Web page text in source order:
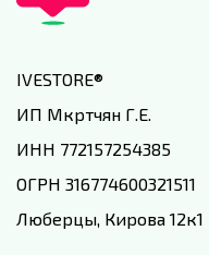
IVESTORE®
ИП Мкртчян Г.Е.
ИНН 772157254385
ОГРН 316774600321511
Люберцы, Кирова 12к1